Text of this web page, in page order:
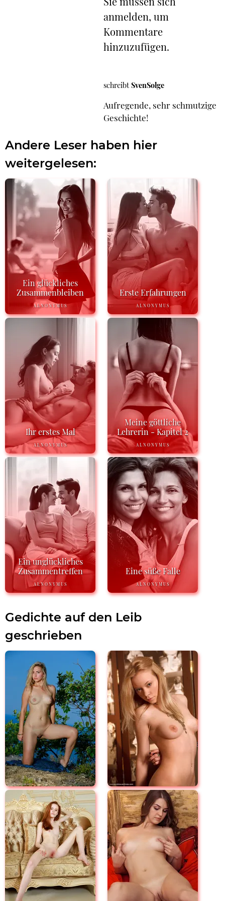
anmelden, um
Kommentare
hinzuzufügen.
schreibtSvenSolge
Aufregende, sehr schmutzige
Geschichte!
Andere Leser haben hier
weitergelesen:
Ein glückliches
Zusammenbleiben
ALNONYMUS
Erste Erfahrungen
ALNONYMUS
Ihr erstes Mal
ALNONYMUS
Meine göttliche
Lehrerin - Kapitel 2
ALNONYMUS
Ein unglückliches
Zusammentreffen
ALNONYMUS
Eine süße Falle
ALNONYMUS
Gedichte auf den Leib
geschrieben